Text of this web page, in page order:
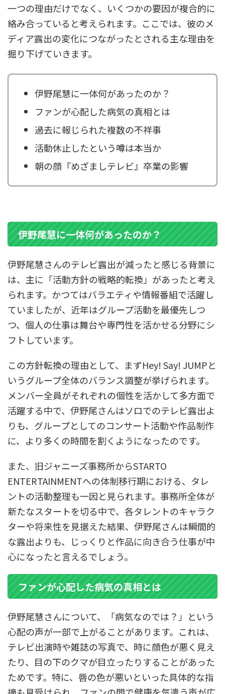
一つの理由だけでなく、いくつかの要因が複合的に
絡み合っていると考えられます。ここでは、彼のメ
ディア露出の変化につながったとされる主な理由を
掘り下げていきます。
伊野尾慧に一体何があったのか？
ファンが心配した病気の真相とは
過去に報じられた複数の不祥事
活動休止したという噂は本当か
朝の顔『めざましテレビ』卒業の影響
伊野尾慧に一体何があったのか？
伊野尾慧さんのテレビ露出が減ったと感じる背景に
は、主に「活動方針の戦略的転換」があったと考え
られます。かつてはバラエティや情報番組で活躍し
ていましたが、近年はグループ活動を最優先しつ
つ、個人の仕事は舞台や専門性を活かせる分野にシ
フトしています。
この方針転換の理由として、まずHey! Say! JUMPと
いうグループ全体のバランス調整が挙げられます。
メンバー全員がそれぞれの個性を活かして多方面で
活躍する中で、伊野尾さんはソロでのテレビ露出よ
りも、グループとしてのコンサート活動や作品制作
に、より多くの時間を割くようになったのです。
また、旧ジャニーズ事務所からSTARTO
ENTERTAINMENTへの体制移行期における、タレ
ントの活動整理も一因と見られます。事務所全体が
新たなスタートを切る中で、各タレントのキャラク
ターや将来性を見据えた結果、伊野尾さんは瞬間的
な露出よりも、じっくりと作品に向き合う仕事が中
心になったと言えるでしょう。
ファンが心配した病気の真相とは
伊野尾慧さんについて、「病気なのでは？」という
心配の声が一部で上がることがあります。これは、
テレビ出演時や雑誌の写真で、時に顔色が悪く見え
たり、目の下のクマが目立ったりすることがあった
ためです。特に、唇の色が悪いといった具体的な指